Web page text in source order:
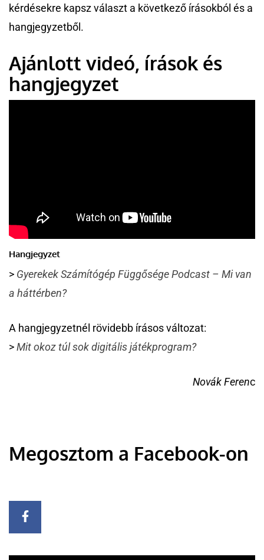
kérdésekre kapsz választ a következő írásokból és a
hangjegyzetből.
Ajánlott videó, írások és
hangjegyzet
Hangjegyzet
> Gyerekek Számítógép Függősége Podcast – Mi van
a háttérben?
A hangjegyzetnél rövidebb írásos változat:
>Mit okoz túl sok digitális játékprogram?
Novák Ferenc
Megosztom a Facebook-on